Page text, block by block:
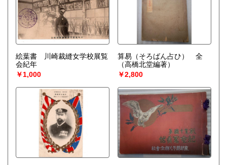
絵葉書 川崎裁縫女学校展覧
会紀年
￥1,000
算易（そろばん占ひ） 全
（高橋北堂編著）
￥2,800